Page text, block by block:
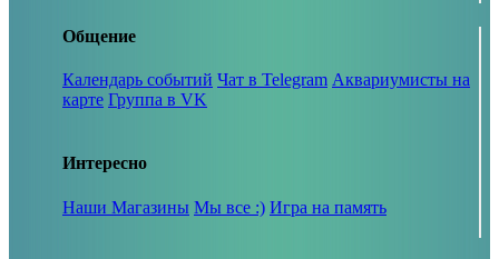
Общение
Календарь событий Чат в Telegram Аквариумисты на
карте Группа в VK
Интересно
Наши Магазины Мы все :) Игра на память